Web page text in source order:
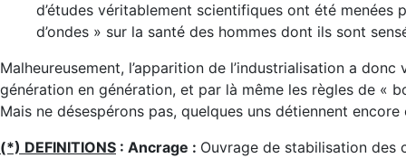
d’études véritablement scientifiques ont été
d’ondes » sur la santé des hommes dont ils sont
Malheureusement, l’apparition de l’industrialisation a
génération en génération, et par là même les règles de «
Mais ne désespérons pas, quelques uns détiennent
(*) DEFINITIONS : Ancrage : Ouvrage de stabilisation des